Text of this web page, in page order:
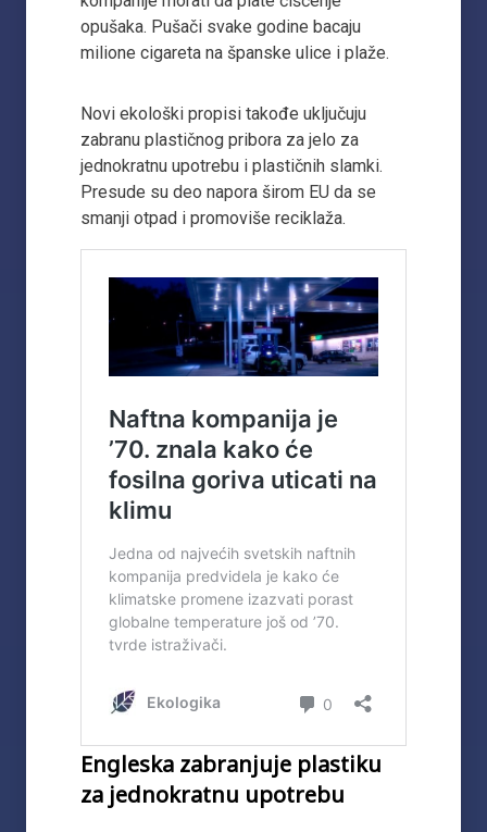
opušaka. Pušači svake godine bacaju
milione cigareta na španske ulice i plaže.
Novi ekološki propisi takođe uključuju
zabranu plastičnog pribora za jelo za
jednokratnu upotrebu i plastičnih slamki.
Presude su deo napora širom EU da se
smanji otpad i promoviše reciklaža.
Engleska zabranjuje plastiku
za jednokratnu upotrebu